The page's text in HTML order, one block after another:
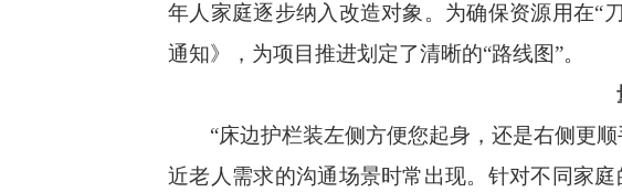
年人家庭逐步纳入改造对象。为确保资源用在“
通知》，为项目推进划定了清晰的“路线图”。
“床边护栏装左侧方便您起身，还是右侧更顺
近老人需求的沟通场景时常出现。针对不同家